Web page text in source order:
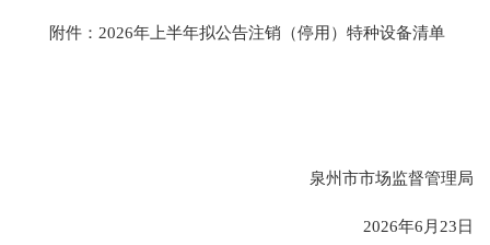
附件：2026年上半年拟公告注销（停用）特种设备清单
泉州市市场监督管理局
2026年6月23日